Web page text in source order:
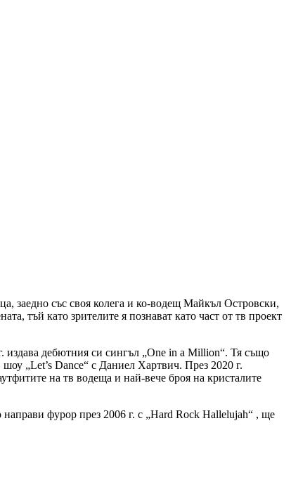
заедно със своя колега и ко-водещ Майкъл Островски,
тъй като зрителите я познават като част от тв проект
издава дебютния си сингъл „One in a Million“. Тя също
„Let’s Dance“ с Даниел Хартвич. През 2020 г.
на тв водеща и най-вече броя на кристалите
фурор през 2006 г. с „Hard Rock Hallelujah“ , ще